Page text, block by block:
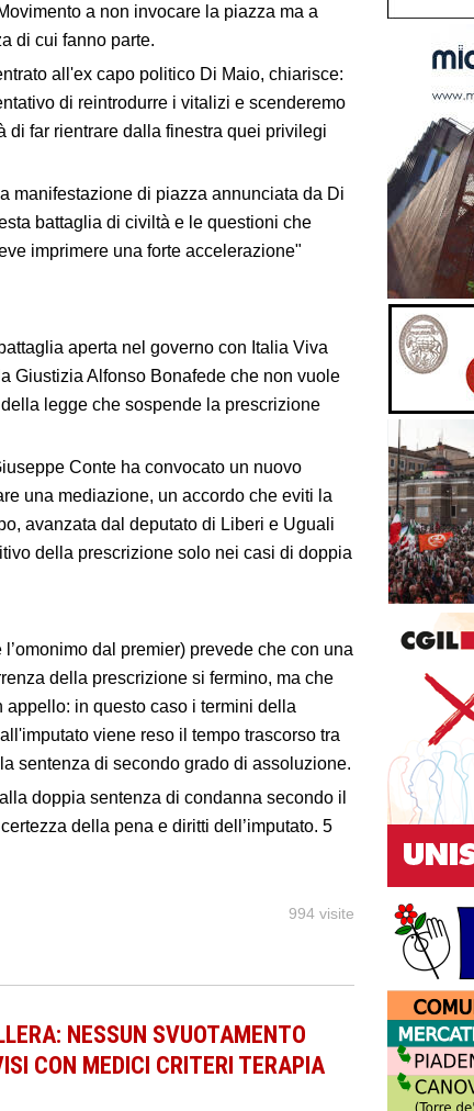
a non invocare la piazza ma a
di cui fanno parte.
all'ex capo politico Di Maio, chiarisce:
di reintrodurre i vitalizi e scenderemo
di far rientrare dalla finestra quei privilegi
manifestazione di piazza annunciata da Di
battaglia di civiltà e le questioni che
imprimere una forte accelerazione"
aperta nel governo con Italia Viva
Giustizia Alfonso Bonafede che non vuole
legge che sospende la prescrizione
Conte ha convocato un nuovo
una mediazione, un accordo che eviti la
avanzata dal deputato di Liberi e Uguali
della prescrizione solo nei casi di doppia
dal premier) prevede che con una
della prescrizione si fermino, ma che
in questo caso i termini della
viene reso il tempo trascorso tra
sentenza di secondo grado di assoluzione.
doppia sentenza di condanna secondo il
della pena e diritti dell’imputato. 5
994 visite
NESSUN SVUOTAMENTO
CON MEDICI CRITERI TERAPIA